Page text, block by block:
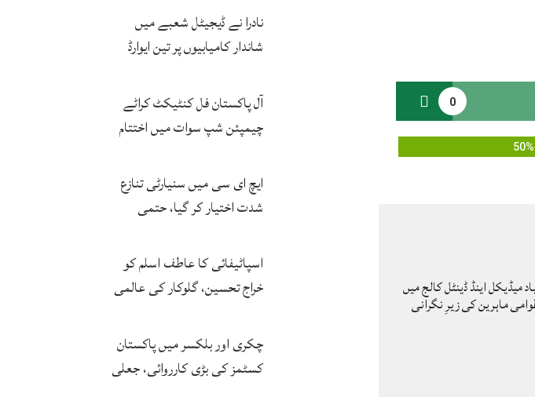
فتح پر جشن
نادرا نے ڈیجیٹل شعبے میں
شاندار کامیابیوں پر تین ایوارڈ
آل پاکستان فل کنٹیکٹ کراٹے
چیمپئن شپ سوات میں اختتام
ایچ ای سی میں سنیارٹی تنازع
شدت اختیار کر گیا، حتمی
اسپاٹیفائی کا عاطف اسلم کو
خراج تحسین، گلوکار کی عالمی
چکری اور بلکسر میں پاکستان
کسٹمز کی بڑی کارروائی، جعلی
0
میڈیکل اینڈ ڈینٹل کالج میں
ماہرین کی زیرِ نگرانی